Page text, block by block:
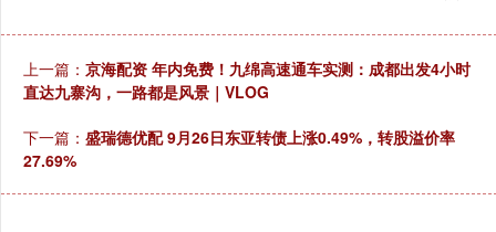
上一篇： 京海配资 年内免费！九绵高速通车实测：成都出发4小时
直达九寨沟，一路都是风景｜VLOG
下一篇： 盛瑞德优配 9月26日东亚转债上涨0.49%，转股溢价率
27.69%